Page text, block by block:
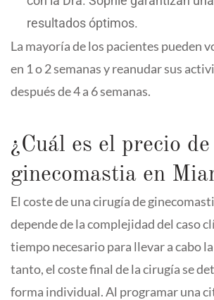
resultados óptimos.
La mayoría de los pacientes pueden
en 1 o 2 semanas y reanudar sus
después de 4 a 6 semanas.
¿Cuál es el precio
ginecomastia en
El coste de una cirugía de
depende de la complejidad del caso
tiempo necesario para llevar a cabo
tanto, el coste final de la cirugía se
forma individual. Al programar una